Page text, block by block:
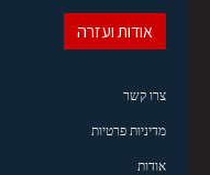
אודות ועזרה
צרו קשר
מדיניות פרטיות
אודות